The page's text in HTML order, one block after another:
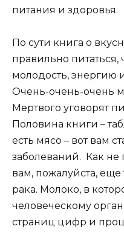
питания и здоровья.
По сути книга о
правильно питаться,
молодость, энергию
Очень-очень-очень
Мертвого уговорят
Половина книги –
есть мясо – вот вам
заболеваний. Как не
вам, пожалуйста, еще
рака. Молоко, в
человеческому
страниц цифр и